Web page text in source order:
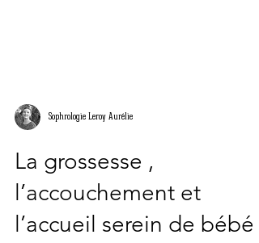
Sophrologie Leroy Aurélie
La grossesse ,